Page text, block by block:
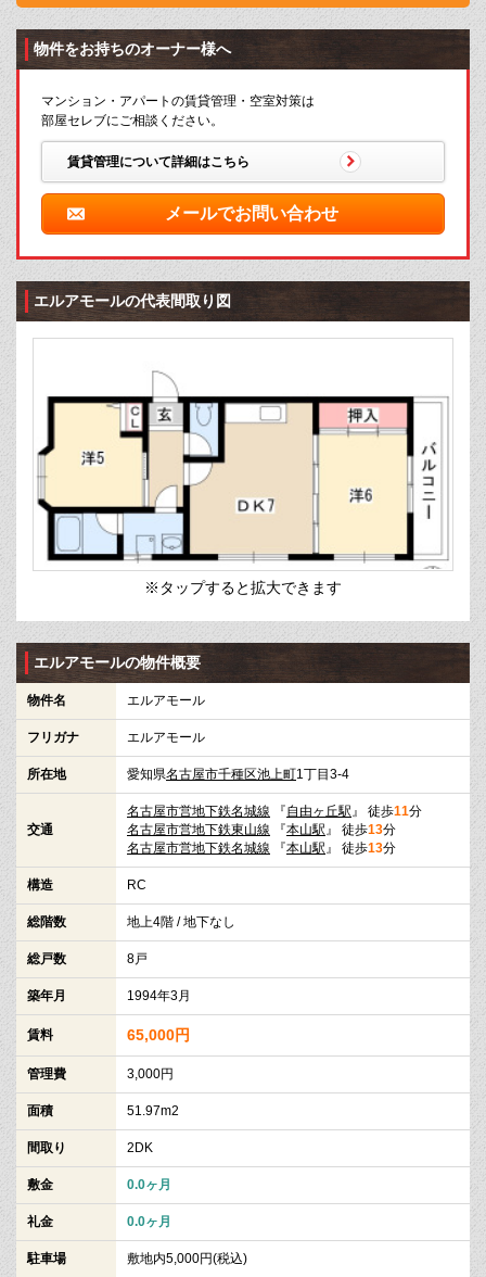
物件をお持ちのオーナー様へ
マンション・アパートの賃貸管理・空室対策は
部屋セレブにご相談ください。
賃貸管理について詳細はこちら
メールでお問い合わせ
エルアモールの代表間取り図
※タップすると拡大できます
エルアモールの物件概要
物件名 エルアモール
フリガナ エルアモール
所在地 愛知県名古屋市千種区池上町1丁目3-4
交通
名古屋市営地下鉄名城線 『自由ヶ丘駅 』 徒歩11分
名古屋市営地下鉄東山線 『本山駅 』 徒歩13分
名古屋市営地下鉄名城線 『本山駅 』 徒歩13分
構造 RC
総階数 地上4階 / 地下なし
総戸数 8戸
築年月 1994年3月
賃料 65,000円
管理費 3,000円
面積 51.97m2
間取り 2DK
敷金 0.0ヶ月
礼金 0.0ヶ月
駐車場 敷地内5,000円(税込)